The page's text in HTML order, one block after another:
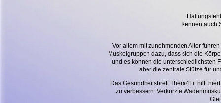
Kennen auch
Vor allem mit zunehmenden Alter
Muskelgruppen dazu, dass sich die
und es können die unterschiedlichsten
aber die zentrale Stütze für
Das Gesundheitsbrett Thera4Fit hilft
zu verbessern. Verkürzte